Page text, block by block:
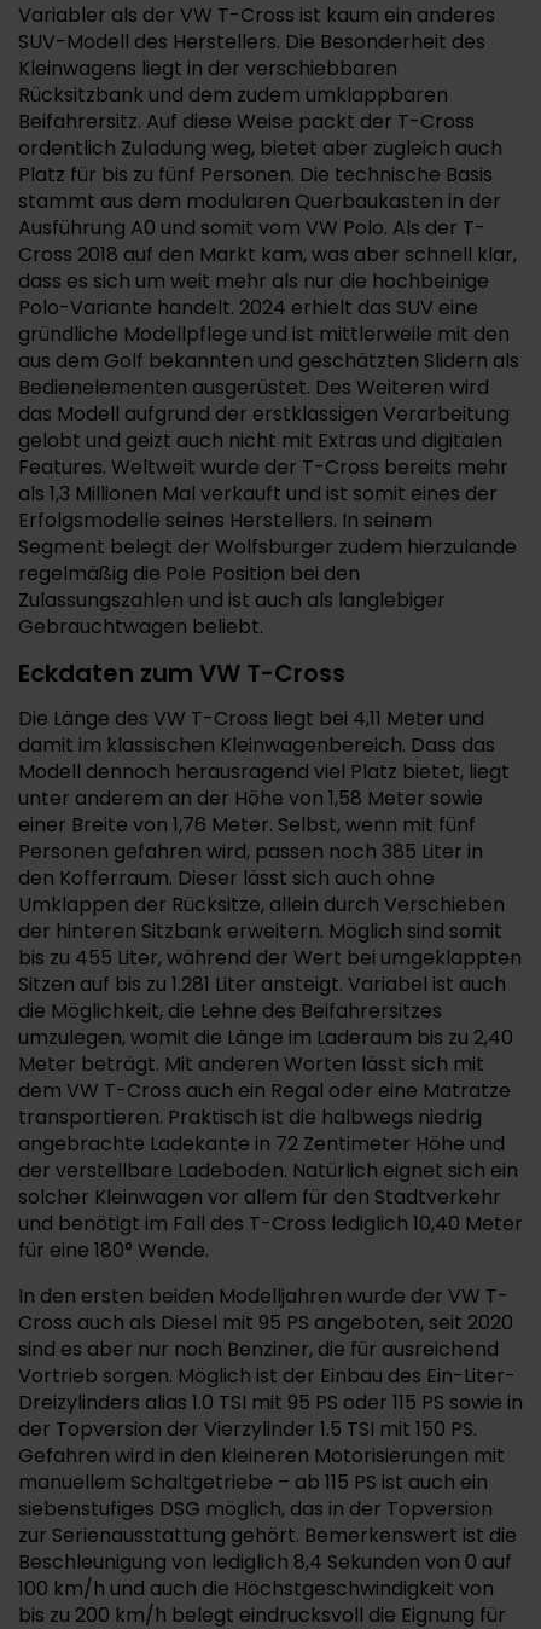
Variabler als der VW T-Cross ist kaum ein anderes
SUV-Modell des Herstellers. Die Besonderheit des
Kleinwagens liegt in der verschiebbaren
Rücksitzbank und dem zudem umklappbaren
Beifahrersitz. Auf diese Weise packt der T-Cross
ordentlich Zuladung weg, bietet aber zugleich auch
Platz für bis zu fünf Personen. Die technische Basis
stammt aus dem modularen Querbaukasten in der
Ausführung A0 und somit vom VW Polo. Als der T-
Cross 2018 auf den Markt kam, was aber schnell klar,
dass es sich um weit mehr als nur die hochbeinige
Polo-Variante handelt. 2024 erhielt das SUV eine
gründliche Modellpflege und ist mittlerweile mit den
aus dem Golf bekannten und geschätzten Slidern als
Bedienelementen ausgerüstet. Des Weiteren wird
das Modell aufgrund der erstklassigen Verarbeitung
gelobt und geizt auch nicht mit Extras und digitalen
Features. Weltweit wurde der T-Cross bereits mehr
als 1,3 Millionen Mal verkauft und ist somit eines der
Erfolgsmodelle seines Herstellers. In seinem
Segment belegt der Wolfsburger zudem hierzulande
regelmäßig die Pole Position bei den
Zulassungszahlen und ist auch als langlebiger
Gebrauchtwagen beliebt.
Eckdaten zum VW T-Cross
Die Länge des VW T-Cross liegt bei 4,11 Meter und
damit im klassischen Kleinwagenbereich. Dass das
Modell dennoch herausragend viel Platz bietet, liegt
unter anderem an der Höhe von 1,58 Meter sowie
einer Breite von 1,76 Meter. Selbst, wenn mit fünf
Personen gefahren wird, passen noch 385 Liter in
den Kofferraum. Dieser lässt sich auch ohne
Umklappen der Rücksitze, allein durch Verschieben
der hinteren Sitzbank erweitern. Möglich sind somit
bis zu 455 Liter, während der Wert bei umgeklappten
Sitzen auf bis zu 1.281 Liter ansteigt. Variabel ist auch
die Möglichkeit, die Lehne des Beifahrersitzes
umzulegen, womit die Länge im Laderaum bis zu 2,40
Meter beträgt. Mit anderen Worten lässt sich mit
dem VW T-Cross auch ein Regal oder eine Matratze
transportieren. Praktisch ist die halbwegs niedrig
angebrachte Ladekante in 72 Zentimeter Höhe und
der verstellbare Ladeboden. Natürlich eignet sich ein
solcher Kleinwagen vor allem für den Stadtverkehr
und benötigt im Fall des T-Cross lediglich 10,40 Meter
für eine 180° Wende.
In den ersten beiden Modelljahren wurde der VW T-
Cross auch als Diesel mit 95 PS angeboten, seit 2020
sind es aber nur noch Benziner, die für ausreichend
Vortrieb sorgen. Möglich ist der Einbau des Ein-Liter-
Dreizylinders alias 1.0 TSI mit 95 PS oder 115 PS sowie in
der Topversion der Vierzylinder 1.5 TSI mit 150 PS.
Gefahren wird in den kleineren Motorisierungen mit
manuellem Schaltgetriebe – ab 115 PS ist auch ein
siebenstufiges DSG möglich, das in der Topversion
zur Serienausstattung gehört. Bemerkenswert ist die
Beschleunigung von lediglich 8,4 Sekunden von 0 auf
100 km/h und auch die Höchstgeschwindigkeit von
bis zu 200 km/h belegt eindrucksvoll die Eignung für